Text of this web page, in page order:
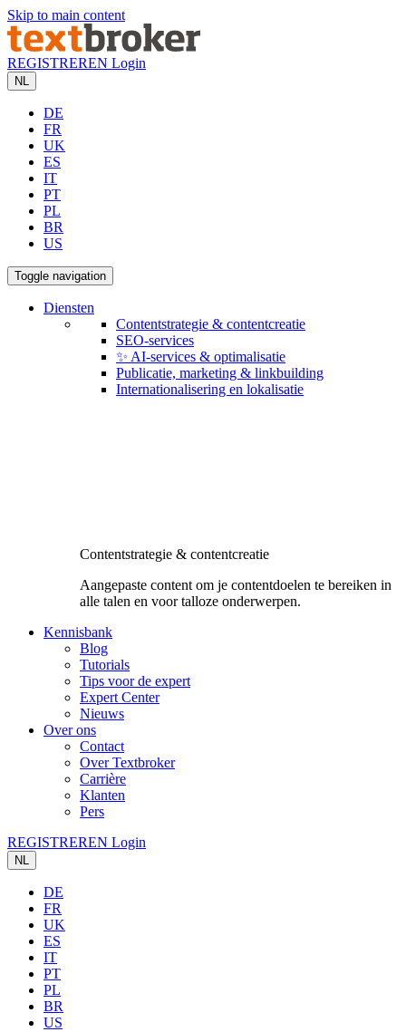
Skip to main content
REGISTREREN Login
NL
DE
FR
UK
ES
IT
PT
PL
BR
US
Toggle navigation
Diensten
Contentstrategie & contentcreatie
SEO-services
✨ AI-services & optimalisatie
Publicatie, marketing & linkbuilding
Internationalisering en lokalisatie
Contentstrategie & contentcreatie
Aangepaste content om je contentdoelen te bereiken in
alle talen en voor talloze onderwerpen.
Kennisbank
Blog
Tutorials
Tips voor de expert
Expert Center
Nieuws
Over ons
Contact
Over Textbroker
Carrière
Klanten
Pers
REGISTREREN Login
NL
DE
FR
UK
ES
IT
PT
PL
BR
US